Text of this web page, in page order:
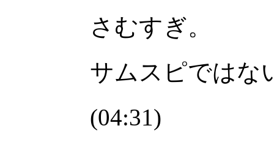
さむすぎ。
サムスピではな
(04:31)